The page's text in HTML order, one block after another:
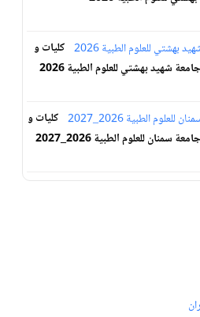
كليات و
شهيد بهشتي للعلوم الطبية 2026
كليات و
للعلوم الطبية 2026_2027